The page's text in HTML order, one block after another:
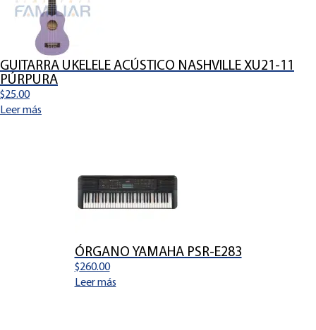
GUITARRA UKELELE ACÚSTICO NASHVILLE XU21-11
PÚRPURA
$25.00
Leer más
ÓRGANO YAMAHA PSR-E283
$260.00
Leer más